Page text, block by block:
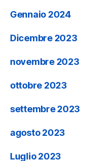
Gennaio 2024
Dicembre 2023
novembre 2023
ottobre 2023
settembre 2023
agosto 2023
Luglio 2023